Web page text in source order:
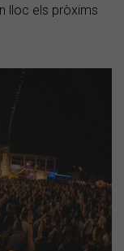
lloc els pròxims